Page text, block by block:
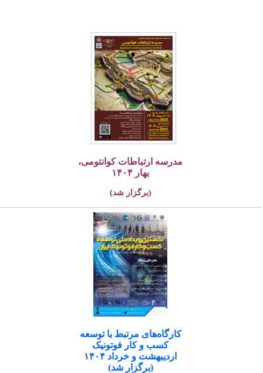
مدرسه ارتباطات کوانتومی،
بهار ۱۴۰۴
(برگزار شد)
کارگاه‌های مرتبط با توسعه
کسب و کار فوتونیک
اردیبهشت و خرداد ۱۴۰۴
(برگزار شد)